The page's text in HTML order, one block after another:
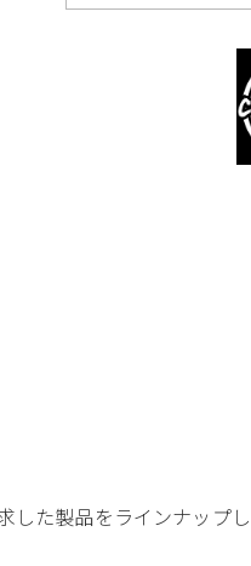
した製品をラインナップ